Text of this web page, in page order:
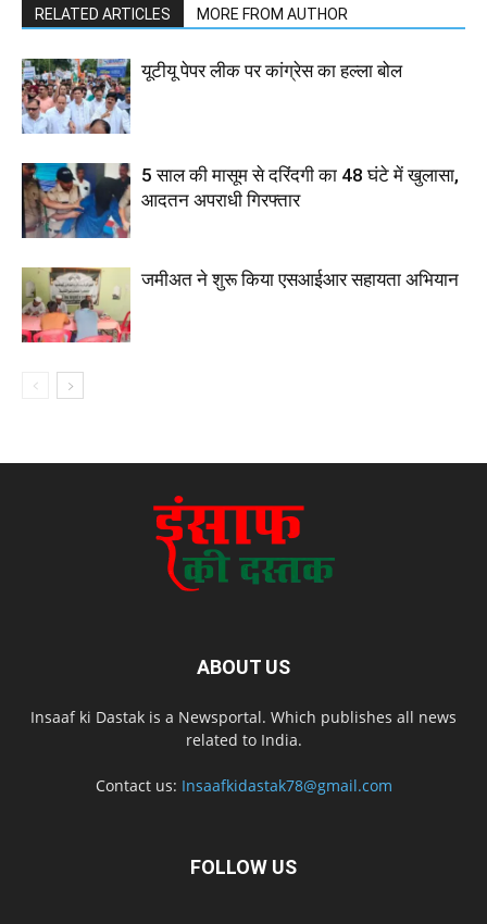
RELATED ARTICLES MORE FROM AUTHOR
यूटीयू पेपर लीक पर कांग्रेस का हल्ला बोल
5 साल की मासूम से दरिंदगी का 48 घंटे में खुलासा,
आदतन अपराधी गिरफ्तार
जमीअत ने शुरू किया एसआईआर सहायता अभियान
ABOUT US
Insaaf ki Dastak is a Newsportal. Which publishes all news
related to India.
Contact us: Insaafkidastak78@gmail.com
FOLLOW US